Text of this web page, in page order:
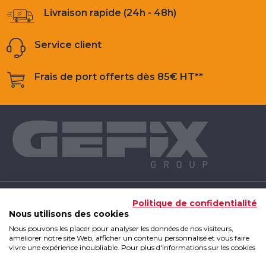
Livraison rapide (24h - 48h)
Service client
Frais de port offerts dès 85€ HT**
INFOS UTILES
Politique de confidentialité
Nous utilisons des cookies
Nous pouvons les placer pour analyser les données de nos visiteurs,
améliorer notre site Web, afficher un contenu personnalisé et vous faire
vivre une expérience inoubliable. Pour plus d'informations sur les cookies